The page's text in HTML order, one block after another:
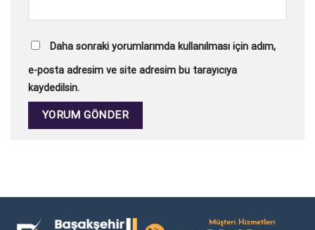
Daha sonraki yorumlarımda kullanılması için adım,
e-posta adresim ve site adresim bu tarayıcıya
kaydedilsin.